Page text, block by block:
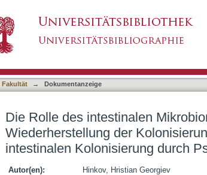
Mausmodell der intestinalen
Fakultät → Dokumentanzeige
Die Rolle des intestinalen
Wiederherstellung der
intestinalen Kolonisierung durch
Autor(en):
Hinkov, Hristian Georgiev